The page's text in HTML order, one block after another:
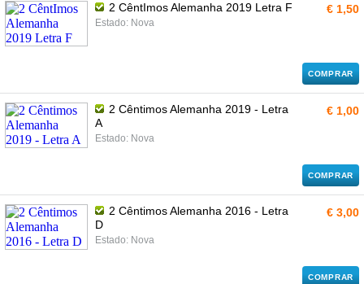
2 CêntImos Alemanha 2019 Letra F
Estado: Nova
€ 1,50
COMPRAR
2 Cêntimos Alemanha 2019 - Letra
A
Estado: Nova
€ 1,00
COMPRAR
2 Cêntimos Alemanha 2016 - Letra
D
Estado: Nova
€ 3,00
COMPRAR